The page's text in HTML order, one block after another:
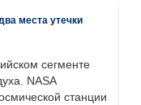
места утечки
сегменте
NASA
станции